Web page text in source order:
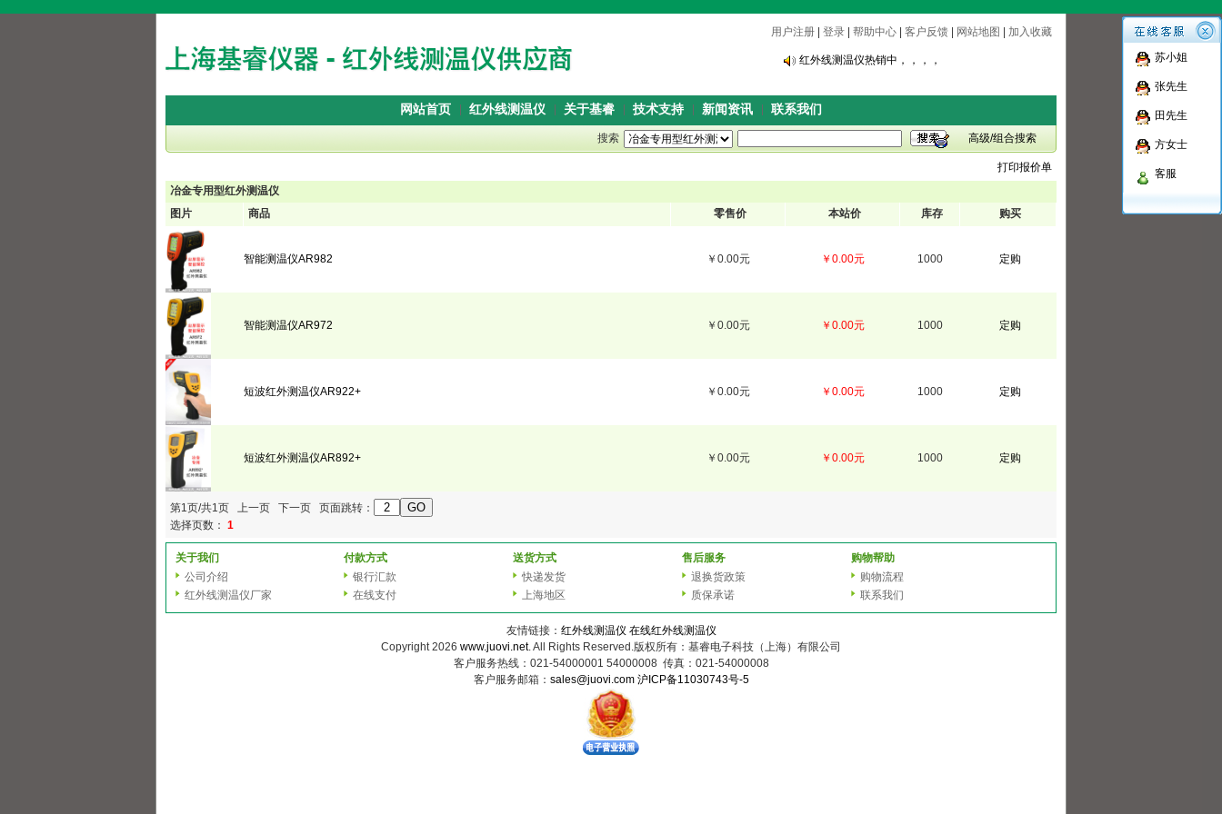
用户注册 登录 帮助中心 客户反馈 网站地图 加入收藏
本公司生产在线测温仪
红外线测温仪热销中，，，，
红外线测温仪热销中，，，，
网站首页 红外线测温仪 关于基睿 技术支持 新闻资讯 联系我们
搜索 高级/组合搜索
苏小姐
张先生
田先生
方女士
客服
打印报价单
冶金专用型红外测温仪
图片
商品 零售价 本站价 库存 购买
智能测温仪AR982 ￥0.00元 ￥0.00元 1000 定购
智能测温仪AR972 ￥0.00元 ￥0.00元 1000 定购
短波红外测温仪AR922+ ￥0.00元 ￥0.00元 1000 定购
短波红外测温仪AR892+ ￥0.00元 ￥0.00元 1000 定购
第1页/共1页 上一页 下一页 页面跳转：
选择页数： 1
关于我们
公司介绍
红外线测温仪厂家
付款方式
银行汇款
在线支付
送货方式
快递发货
上海地区
售后服务
退换货政策
质保承诺
购物帮助
购物流程
联系我们
友情链接： 红外线测温仪 在线红外线测温仪
Copyright 2026 www.juovi.net. All Rights Reserved.版权所有：基睿电子科技（上海）有限公司
客户服务热线：021-54000001 54000008 传真：021-54000008
客户服务邮箱： sales@juovi.com 沪ICP备11030743号-5